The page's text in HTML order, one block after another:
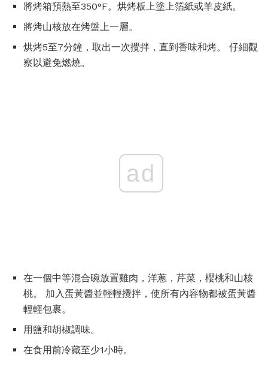
將烤箱預熱至350°F。烘烤板上塗上箔紙或羊皮紙。
將烤山核放在烤盤上一層。
烘烤5至7分鐘，取出一次攪拌，直到香味和烤。 仔細觀
察以避免燃燒。
ad
在一個中等混合碗放置雞肉，洋蔥，芹菜，櫻桃和山核
桃。 加入蛋黃醬並輕輕攪拌，使所有內容物都被蛋黃醬
輕輕包裹。
用鹽和胡椒調味。
在食用前冷藏至少1小時。